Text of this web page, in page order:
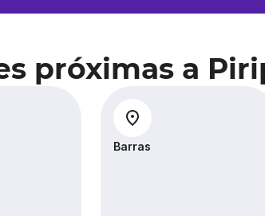
próximas a
Barras